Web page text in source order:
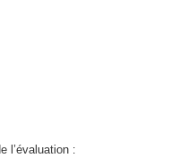
l’évaluation :